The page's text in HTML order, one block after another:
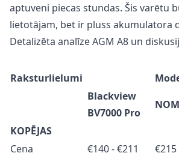
aptuveni piecas stundas. Šis varētu
lietotājam, bet ir pluss akumulatora
Detalizēta analīzeAGM A8 un
Raksturlielumi
Blackview
BV7000 Pro
KOPĒJAS
Cena
€140 - €211 €215